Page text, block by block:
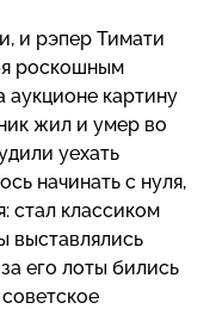
и рэпер Тимати
роскошным
аукционе картину
жил и умер во
уехать
начинать с нуля,
стал классиком
выставлялись
его лоты бились